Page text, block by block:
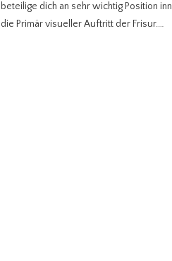
beteilige dich an sehr wichtig Position
die Primär visueller Auftritt der Frisur.…